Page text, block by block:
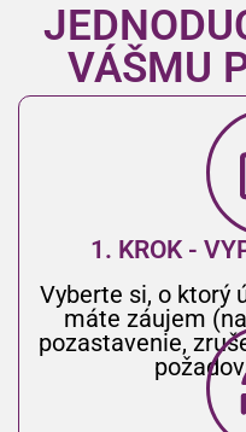
VÁŠMU
1. KROK -
Vyberte si, o ktorý
máte záujem
pozastavenie,